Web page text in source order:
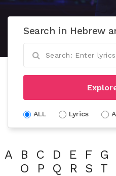
Search in Hebrew
ALL Lyrics
A B C D E F G
O
P Q R S T